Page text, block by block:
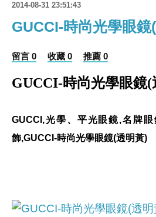
2014-08-31 23:51:43
GUCCI-時尚光學眼鏡
留言 0 收藏 0 推薦 0
GUCCI-時尚光學眼鏡(
GUCCI,光學、平光眼鏡,名牌
飾,GUCCI-時尚光學眼鏡(透明黃)